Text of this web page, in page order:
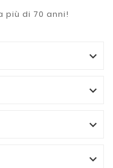
di 70 anni!



